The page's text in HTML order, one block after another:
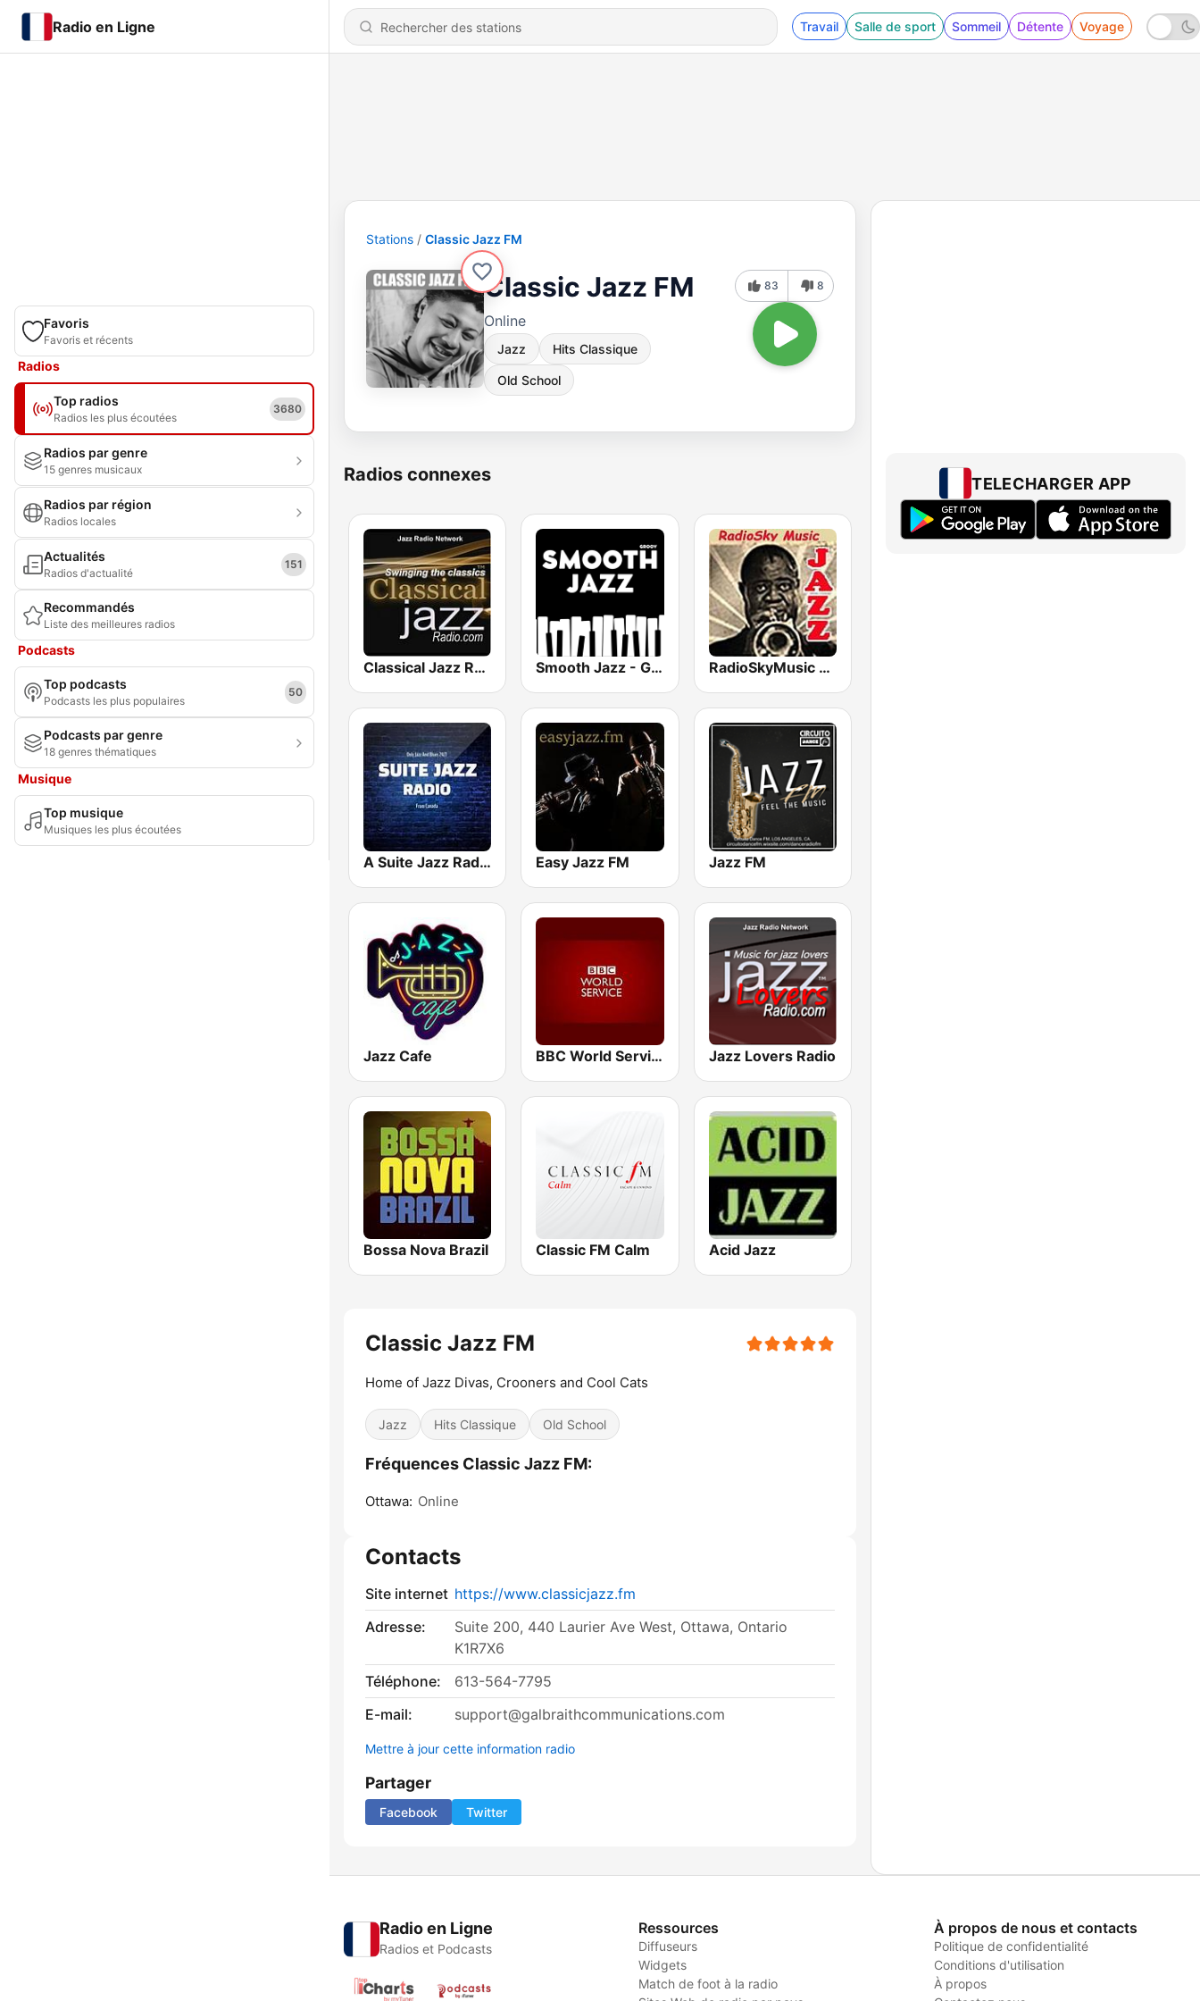
Radio en Ligne Travail Salle de sport Sommeil Détente Voyage
Favoris
Favoris et récents
Radios
Top radios
Radios les plus écoutées
3680
Radios par genre
15 genres musicaux
Radios par région
Radios locales
Actualités
Radios d'actualité
151
Recommandés
Liste des meilleures radios
Podcasts
Top podcasts
Podcasts les plus populaires
50
Podcasts par genre
18 genres thématiques
Musique
Top musique
Musiques les plus écoutées
Stations Classic Jazz FM
Classic Jazz FM
Online
Jazz Hits Classique
Old School
83 8
Radios connexes
Classical Jazz Radio Smooth Jazz - Groov RadioSkyMusic Jazz
A Suite Jazz Radio Easy Jazz FM Jazz FM
Jazz Cafe BBC World Service Jazz Lovers Radio
Bossa Nova Brazil Classic FM Calm Acid Jazz
Classic Jazz FM
Home of Jazz Divas, Crooners and Cool Cats
Jazz Hits Classique Old School
Fréquences Classic Jazz FM:
Ottawa: Online
Contacts
Site internet https://www.classicjazz.fm
Adresse:
Suite 200, 440 Laurier Ave West, Ottawa, Ontario
K1R7X6
Téléphone:
613-564-7795
E-mail:
support@galbraithcommunications.com
Mettre à jour cette information radio
Partager
Facebook Twitter
TELECHARGER APP
Radio en Ligne
Radios et Podcasts
Ressources
Diffuseurs
Widgets
Match de foot à la radio
À propos de nous et contacts
Politique de confidentialité
Conditions d'utilisation
À propos